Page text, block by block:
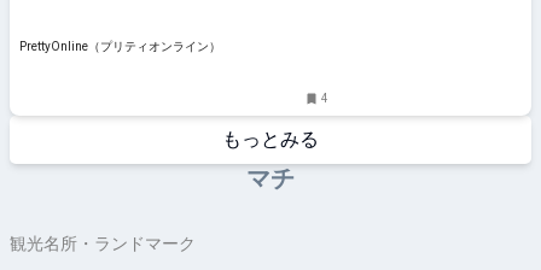
PrettyOnline（プリティオンライン）
4
もっとみる
マチ
観光名所・ランドマーク